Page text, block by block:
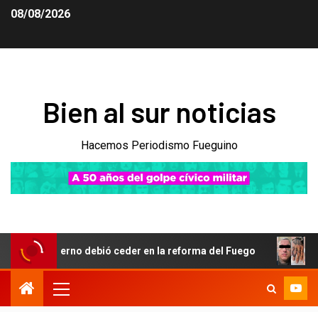
08/08/2026
Bien al sur noticias
Hacemos Periodismo Fueguino
ceder en la reforma del Fuego Obsesión por